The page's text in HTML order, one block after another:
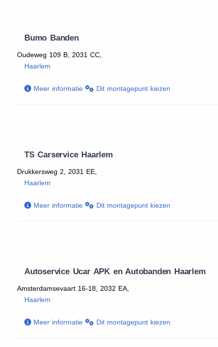
Bumo Banden
Oudeweg 109 B, 2031 CC,
Haarlem
Meer informatie Dit montagepunt kiezen
TS Carservice Haarlem
Drukkersweg 2, 2031 EE,
Haarlem
Meer informatie Dit montagepunt kiezen
Autoservice Ucar APK en Autobanden Haarlem
Amsterdamsevaart 16-18, 2032 EA,
Haarlem
Meer informatie Dit montagepunt kiezen